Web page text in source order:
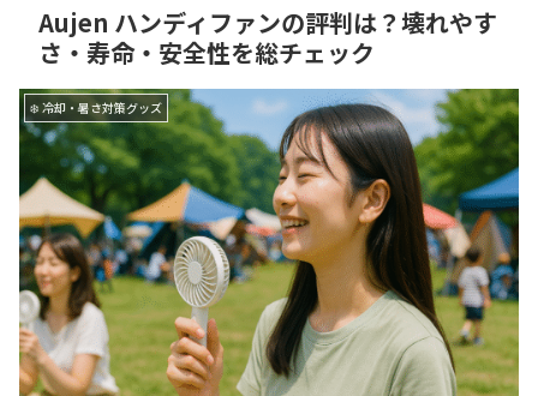
Aujen ハンディファンの評判は？壊れやす
さ・寿命・安全性を総チェック
❄️ 冷却・暑さ対策グッズ